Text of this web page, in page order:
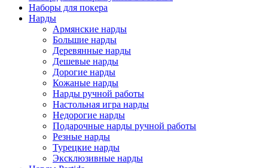
Наборы для покера
Нарды
Армянские нарды
Большие нарды
Деревянные нарды
Дешевые нарды
Дорогие нарды
Кожаные нарды
Нарды ручной работы
Настольная игра нарды
Недорогие нарды
Подарочные нарды ручной работы
Резные нарды
Турецкие нарды
Эксклюзивные нарды